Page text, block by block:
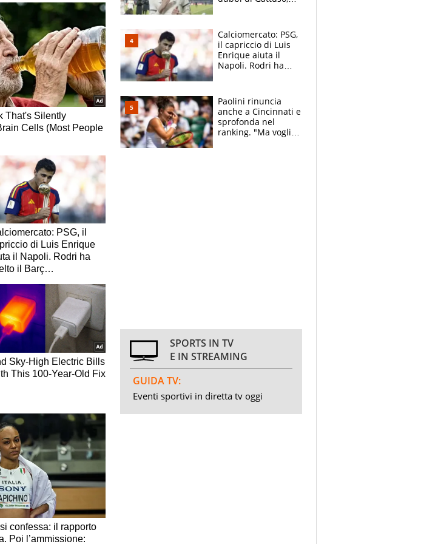
Calciomercato: PSG,
il capriccio di Luis
Enrique aiuta il
Napoli. Rodri ha
Fernandez
Paolini rinuncia
anche a Cincinnati e
sprofonda nel
ranking. "Ma voglio
SPORTS IN TV
E IN STREAMING
GUIDA TV:
Eventi sportivi in diretta tv oggi